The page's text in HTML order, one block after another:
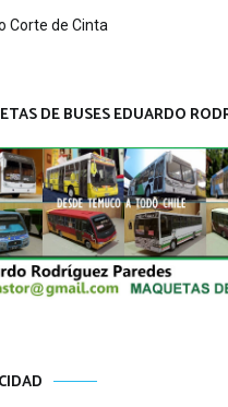
Corte de Cinta
DE BUSES EDUARDO